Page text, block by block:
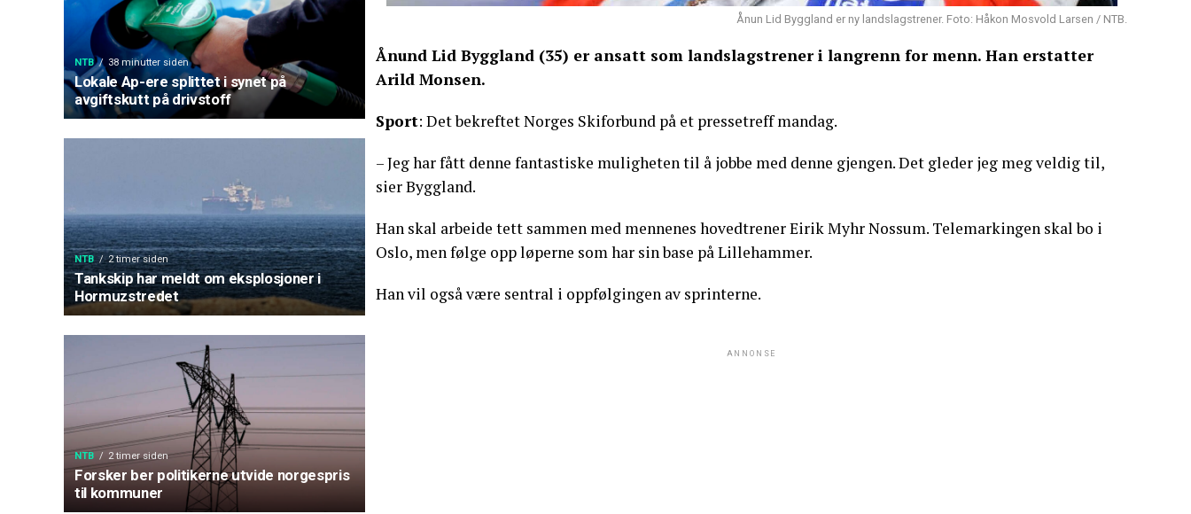
NTB 38 minutter siden
Lokale Ap-ere splittet i synet på
avgiftskutt på drivstoff
NTB 2 timer siden
Tankskip har meldt om eksplosjoner i
Hormuzstredet
NTB 2 timer siden
Forsker ber politikerne utvide norgespris
til kommuner
Ånun Lid Byggland er ny landslagstrener. Foto: Håkon Mosvold Larsen / NTB.
Ånund Lid Byggland (35) er ansatt som landslagstrener i langrenn for menn. Han erstatter
Arild Monsen.
Sport: Det bekreftet Norges Skiforbund på et pressetreff mandag.
– Jeg har fått denne fantastiske muligheten til å jobbe med denne gjengen. Det gleder jeg meg veldig til,
sier Byggland.
Han skal arbeide tett sammen med mennenes hovedtrener Eirik Myhr Nossum. Telemarkingen skal bo i
Oslo, men følge opp løperne som har sin base på Lillehammer.
Han vil også være sentral i oppfølgingen av sprinterne.
ANNONSE